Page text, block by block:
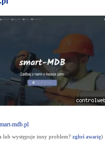
mdb.pl
lub występuje inny problem? zgłoś awarię)